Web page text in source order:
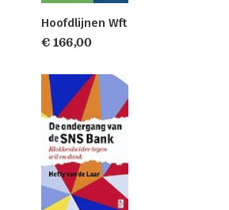
Hoofdlijnen Wft
€ 166,00